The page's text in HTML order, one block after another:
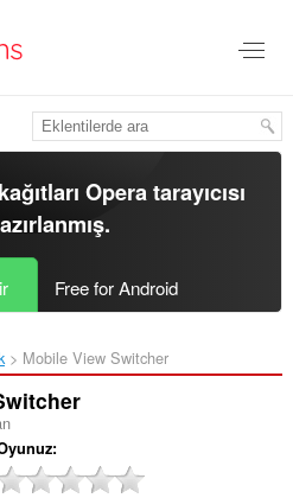
Opera tarayıcısı
Free for Android
Mobile View Switcher‎